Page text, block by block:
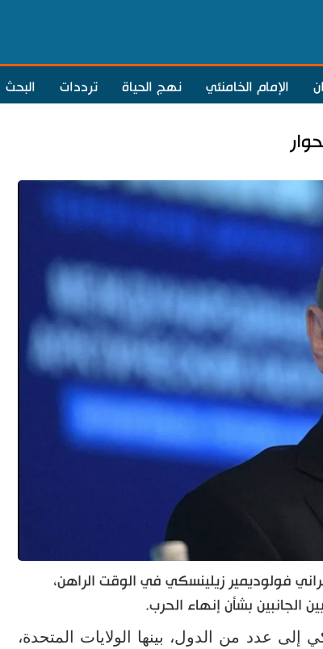
الإمام الخامنئي نهج الحياة ترددات البحث
فولوديمير زيلينسكي في الوقت الراهن،
الجانبين بشأن إنهاء الحرب.
عدد من الدول، بينها الولايات المتحدة،